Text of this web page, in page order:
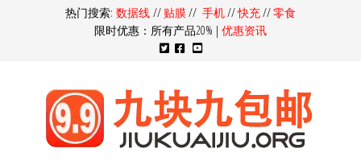
热门搜索: 数据线 // 贴膜// 手机//快充//零食
限时优惠：所有产品20% | 优惠资讯